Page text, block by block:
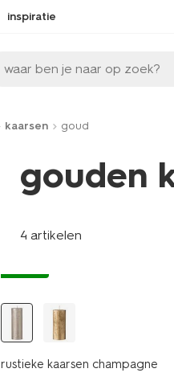
inspiratie
waar ben je naar op zoek?
kaarsen goud
gouden
4 artikelen
rustieke kaarsen champagne